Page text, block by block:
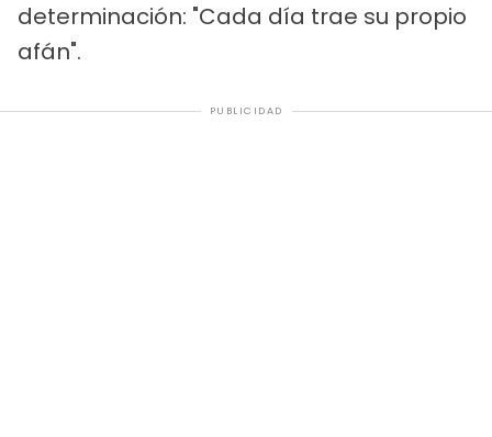
determinación: "Cada día trae su propio
afán".
PUBLICIDAD